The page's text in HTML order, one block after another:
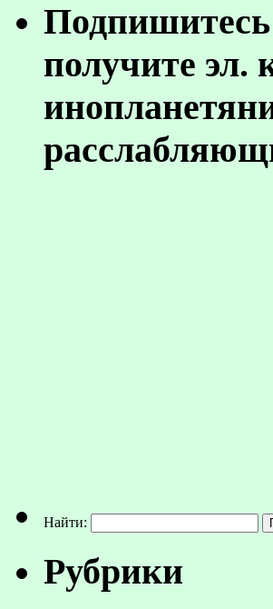
Подпишитесь
получите
Найти:
Рубрики